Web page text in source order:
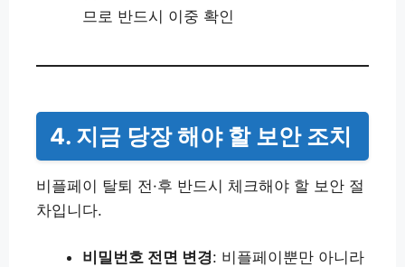
므로 반드시 이중 확인
4. 지금 당장 해야 할 보안 조치
비플페이 탈퇴 전·후 반드시 체크해야 할 보안 절
차입니다.
비밀번호 전면 변경: 비플페이뿐만 아니라